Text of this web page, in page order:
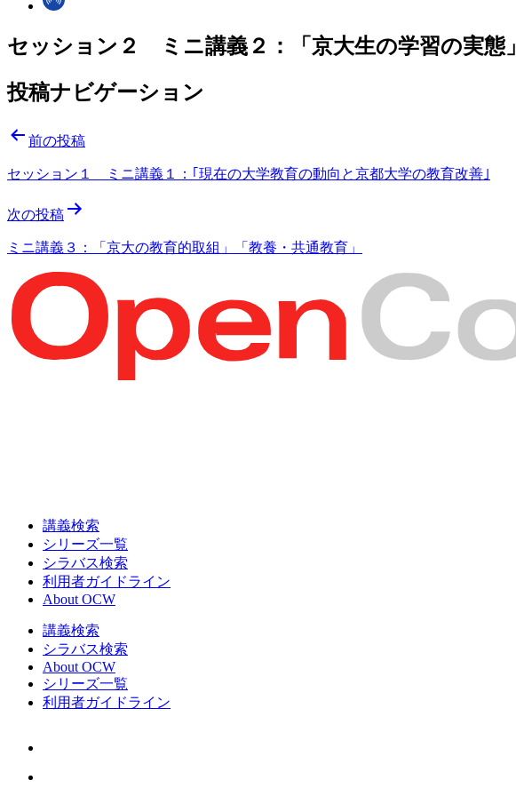
セッション２ ミニ講義２：「京大生の学習の実態」
投稿ナビゲーション
前の投稿
セッション１ ミニ講義１：｢現在の大学教育の動向と京都大学の教育改善｣
次の投稿
ミニ講義３：「京大の教育的取組」「教養・共通教育」
講義検索
シリーズ一覧
シラバス検索
利用者ガイドライン
About OCW
講義検索
シラバス検索
About OCW
シリーズ一覧
利用者ガイドライン